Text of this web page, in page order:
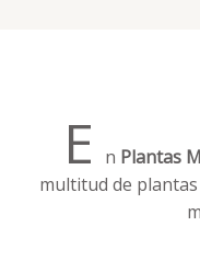
E n Plantas
multitud de